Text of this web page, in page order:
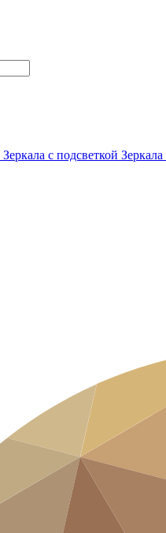
Зеркала с подсветкой